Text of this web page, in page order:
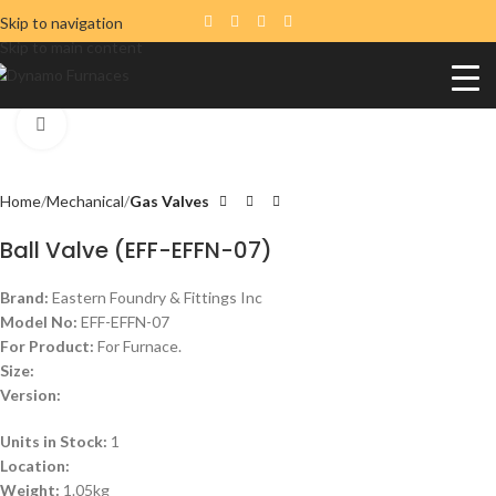
Skip to navigation
Skip to main content
Home Mechanical Gas Valves
Ball Valve (EFF-EFFN-07)
Brand: Eastern Foundry & Fittings Inc
Model No: EFF-EFFN-07
For Product: For Furnace.
Size:
Version:
Units in Stock: 1
Location:
Weight: 1.05kg